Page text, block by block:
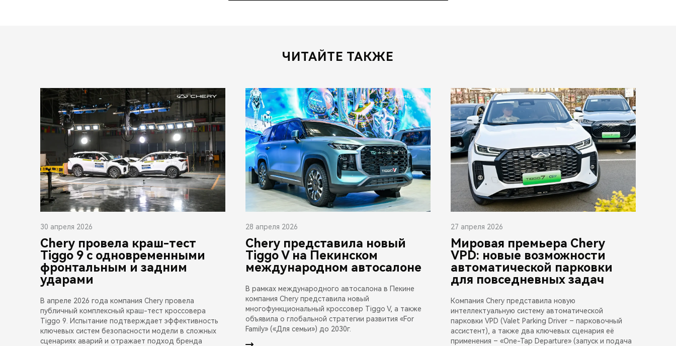
ЧИТАЙТЕ ТАКЖЕ
30 апреля 2026
Chery провела краш-тест
Tiggo 9 с одновременными
фронтальным и задним
ударами
В апреле 2026 года компания Chery провела
публичный комплексный краш-тест кроссовера
Tiggo 9. Испытание подтверждает эффективность
ключевых систем безопасности модели в сложных
сценариях аварий и отражает подход бренда
28 апреля 2026
Chery представила новый
Tiggo V на Пекинском
международном автосалоне
В рамках международного автосалона в Пекине
компания Chery представила новый
многофункциональный кроссовер Tiggo V, а также
объявила о глобальной стратегии развития «For
Family» («Для семьи») до 2030г.
27 апреля 2026
Мировая премьера Chery
VPD: новые возможности
автоматической парковки
для повседневных задач
Компания Chery представила новую
интеллектуальную систему автоматической
парковки VPD (Valet Parking Driver – парковочный
ассистент), а также два ключевых сценария её
применения – «One-Tap Departure» (запуск и подача